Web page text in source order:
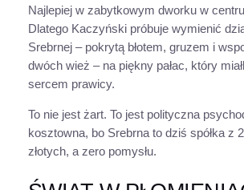
Najlepiej w zabytkowym dworku w
Dlatego Kaczyński próbuje wymienić
Srebrnej – pokrytą błotem, gruzem i
dwóch wież – na piękny pałac, który
sercem prawicy.
To nie jest żart. To jest polityczna
kosztowna, bo Srebrna to dziś spółka z
złotych, a zero pomysłu.